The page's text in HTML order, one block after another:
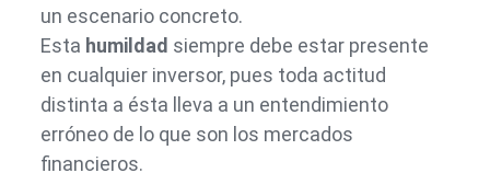
un escenario concreto.
Esta humildad siempre debe estar presente
en cualquier inversor, pues toda actitud
distinta a ésta lleva a un entendimiento
erróneo de lo que son los mercados
financieros.